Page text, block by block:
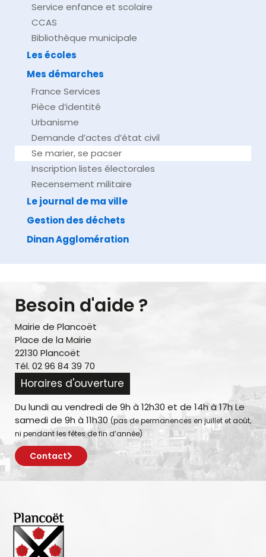
Service enfance et scolaire
CCAS
Bibliothèque municipale
Les écoles
Mes démarches
France Services
Pièce d’identité
Urbanisme
Demande d’actes d’état civil
Se marier, se pacser
Inscription listes électorales
Recensement militaire
Le journal de ma ville
Gestion des déchets
Dinan Agglomération
Besoin d'aide ?
Mairie de Plancoët
Place de la Mairie
22130 Plancoët
Tél. 02 96 84 39 70
Horaires d'ouverture
Du lundi au vendredi de 9h à 12h30 et de 14h à 17h Le
samedi de 9h à 11h30 (pas de permanences en juillet et août,
ni pendant les fêtes de fin d’année)
Contact